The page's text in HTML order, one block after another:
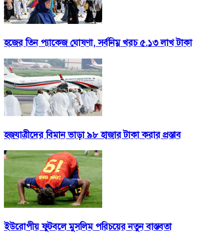
হজের তিন প্যাকেজ ঘোষণা, সর্বনিম্ন খরচ ৫.১৩ লাখ টাকা
হজযাত্রীদের বিমান ভাড়া ৯৮ হাজার টাকা করার প্রস্তাব
ইউরোপীয় ফুটবলে মুসলিম পরিচয়ের নতুন বাস্তবতা